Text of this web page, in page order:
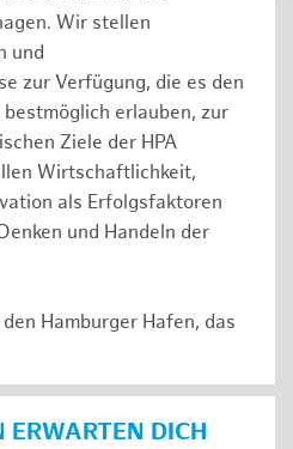
Wir stellen
und
zur Verfügung, die es den
erlauben, zur
Ziele der HPA
Wirtschaftlichkeit,
als Erfolgsfaktoren
und Handeln der
Hamburger Hafen, das
ERWARTEN DICH